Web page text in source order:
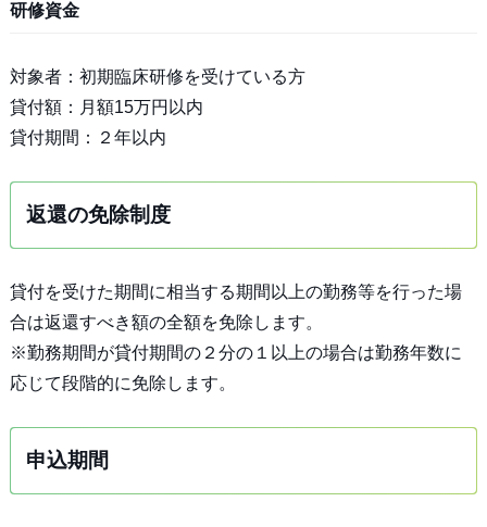
研修資金
対象者：初期臨床研修を受けている方
貸付額：月額15万円以内
貸付期間：２年以内
返還の免除制度
貸付を受けた期間に相当する期間以上の勤務等を行った場
合は返還すべき額の全額を免除します。
※勤務期間が貸付期間の２分の１以上の場合は勤務年数に
応じて段階的に免除します。
申込期間